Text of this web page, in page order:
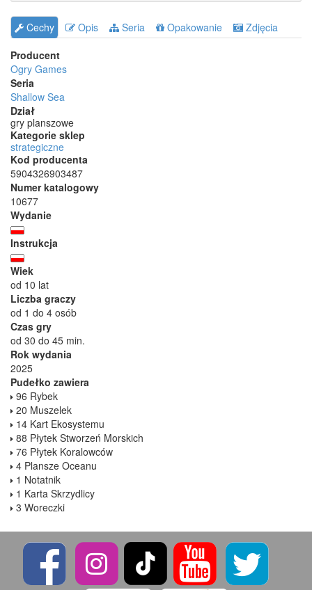
Cechy Opis Seria Opakowanie
Zdjęcia
Producent
Ogry Games
Seria
Shallow Sea
Dział
gry planszowe
Kategorie sklep
strategiczne
Kod producenta
5904326903487
Numer katalogowy
10677
Wydanie
Instrukcja
Wiek
od 10 lat
Liczba graczy
od 1 do 4 osób
Czas gry
od 30 do 45 min.
Rok wydania
2025
Pudełko zawiera
96 Rybek
20 Muszelek
14 Kart Ekosystemu
88 Płytek Stworzeń Morskich
76 Płytek Koralowców
4 Plansze Oceanu
1 Notatnik
1 Karta Skrzydlicy
3 Woreczki